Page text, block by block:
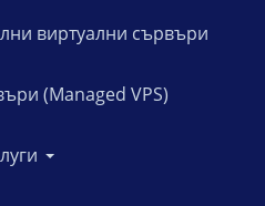
виртуални сървъри
(Managed VPS)